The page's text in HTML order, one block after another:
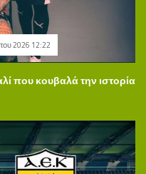
2026 12:22
που κουβαλά την ιστορία